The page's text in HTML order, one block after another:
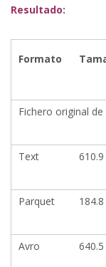
Resultado:
Formato
Fichero original
Text
Parquet
Avro